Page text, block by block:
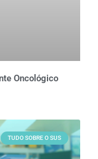
Oncológico
TUDO SOBRE O SUS